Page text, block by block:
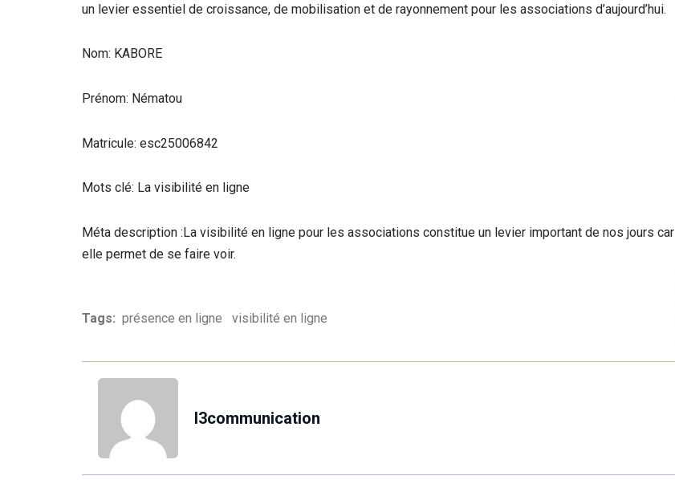
un levier essentiel de croissance, de mobilisation et de rayonnement pour les associations d’aujourd’hui.
Nom: KABORE
Prénom: Nématou
Matricule: esc25006842
Mots clé: La visibilité en ligne
Méta description :La visibilité en ligne pour les associations constitue un levier important de nos jours car
elle permet de se faire voir.
Tags: présence en ligne visibilité en ligne
l3communication